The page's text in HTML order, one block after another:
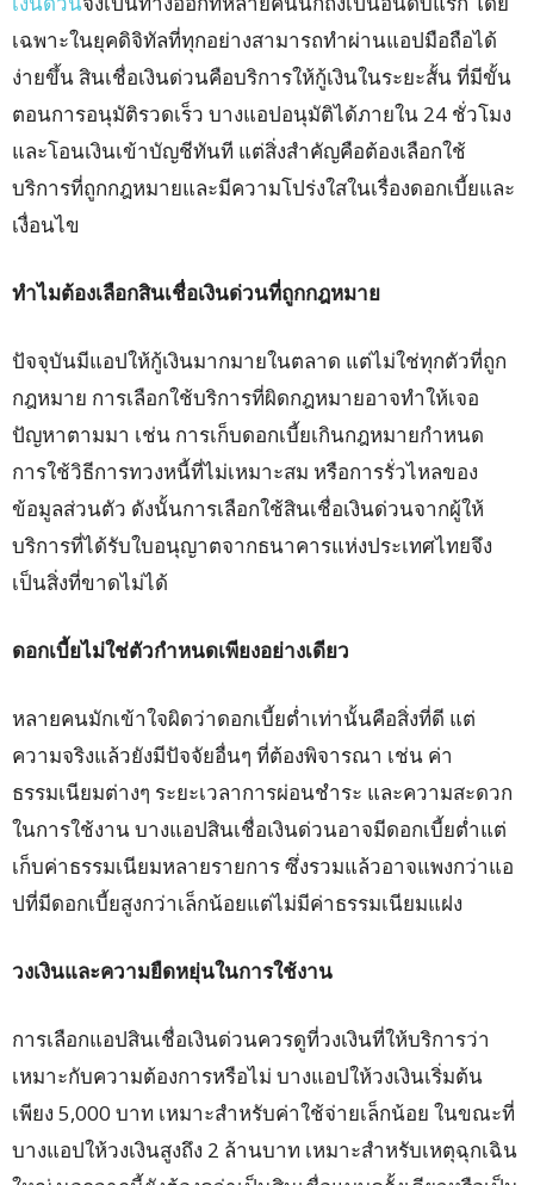
เฉพาะในยุคดิจิทัลที่ทุกอย่างสามารถทำผ่านแอปมือถือได้
ง่ายขึ้น สินเชื่อเงินด่วนคือบริการให้กู้เงินในระยะสั้น ที่มีขั้น
ตอนการอนุมัติรวดเร็ว บางแอปอนุมัติได้ภายใน 24 ชั่วโมง
และโอนเงินเข้าบัญชีทันที แต่สิ่งสำคัญคือต้องเลือกใช้
บริการที่ถูกกฎหมายและมีความโปร่งใสในเรื่องดอกเบี้ยและ
เงื่อนไข
ทำไมต้องเลือกสินเชื่อเงินด่วนที่ถูกกฎหมาย
ปัจจุบันมีแอปให้กู้เงินมากมายในตลาด แต่ไม่ใช่ทุกตัวที่ถูก
กฎหมาย การเลือกใช้บริการที่ผิดกฎหมายอาจทำให้เจอ
ปัญหาตามมา เช่น การเก็บดอกเบี้ยเกินกฎหมายกำหนด
การใช้วิธีการทวงหนี้ที่ไม่เหมาะสม หรือการรั่วไหลของ
ข้อมูลส่วนตัว ดังนั้นการเลือกใช้สินเชื่อเงินด่วนจากผู้ให้
บริการที่ได้รับใบอนุญาตจากธนาคารแห่งประเทศไทยจึง
เป็นสิ่งที่ขาดไม่ได้
ดอกเบี้ยไม่ใช่ตัวกำหนดเพียงอย่างเดียว
หลายคนมักเข้าใจผิดว่าดอกเบี้ยต่ำเท่านั้นคือสิ่งที่ดี แต่
ความจริงแล้วยังมีปัจจัยอื่นๆ ที่ต้องพิจารณา เช่น ค่า
ธรรมเนียมต่างๆ ระยะเวลาการผ่อนชำระ และความสะดวก
ในการใช้งาน บางแอปสินเชื่อเงินด่วนอาจมีดอกเบี้ยต่ำแต่
เก็บค่าธรรมเนียมหลายรายการ ซึ่งรวมแล้วอาจแพงกว่าแอ
ปที่มีดอกเบี้ยสูงกว่าเล็กน้อยแต่ไม่มีค่าธรรมเนียมแฝง
วงเงินและความยืดหยุ่นในการใช้งาน
การเลือกแอปสินเชื่อเงินด่วนควรดูที่วงเงินที่ให้บริการว่า
เหมาะกับความต้องการหรือไม่ บางแอปให้วงเงินเริ่มต้น
เพียง 5,000 บาท เหมาะสำหรับค่าใช้จ่ายเล็กน้อย ในขณะที่
บางแอปให้วงเงินสูงถึง 2 ล้านบาท เหมาะสำหรับเหตุฉุกเฉิน